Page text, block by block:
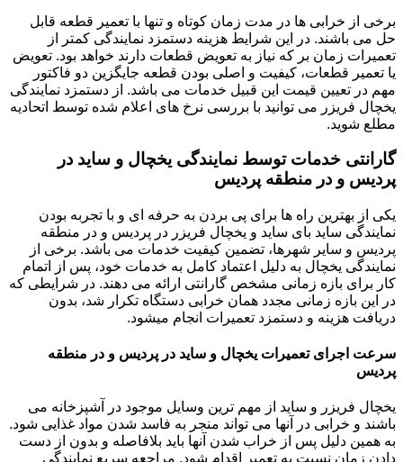
برخی از خرابی ها در مدت زمان کوتاه و تنها با تعمیر قطعه قابل
حل می باشند. در این شرایط هزینه دستمزد نمایندگی کمتر از
تعمیرات زمان بر که نیاز به تعویض قطعات دارند خواهد بود. تعویض
یا تعمیر قطعات، کیفیت و اصلی بودن قطعه جایگزین دو فاکتور
مهم در تعیین قیمت این قبیل خدمات می باشد. از دستمزد نمایندگی
یخچال فریزر می توانید با بررسی نرخ های اعلام شده توسط اتحادیه
مطلع شوید.
گارانتی خدمات توسط نمایندگی یخچال و ساید در
پردیس و در منطقه پردیس
یکی از بهترین راه ها برای پی بردن به حرفه ای و با تجربه بودن
نمایندگی ساید بای ساید و یخچال فریزر در پردیس و در منطقه
پردیس و سایر شهرها، تضمین کیفیت خدمات می باشد. برخی از
نمایندگی یخچال به دلیل اعتماد کامل به خدمات خود، پس از اتمام
کار برای بازه زمانی مشخص گارانتی ارائه می دهند. در شرایطی که
در این بازه زمانی مجدد همان خرابی دستگاه تکرار شد، بدون
دریافت هزینه و دستمزد تعمیرات انجام میشود.
سرعت اجرای تعمیرات یخچال و ساید در پردیس و در منطقه
پردیس
یخچال فریزر و ساید از مهم ترین وسایل موجود در آشپزخانه می
باشند و خرابی در آنها می تواند منجر به فاسد شدن مواد غذایی شود.
به همین دلیل پس از خراب شدن آنها باید بلافاصله و بدون از دست
دادن زمان نسبت به تعمیر اقدام شود. مراجعه سریع نمایندگی